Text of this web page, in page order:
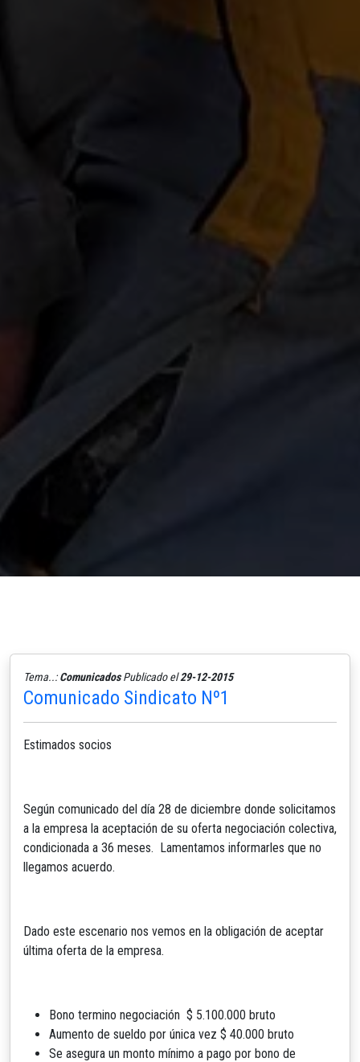
Tema..:ComunicadosPublicado el29-12-2015
Comunicado Sindicato Nº1
Estimados socios
Según comunicado del día 28 de diciembre donde solicitamos
a la empresa la aceptación de su oferta negociación colectiva,
condicionada a 36 meses. Lamentamos informarles que no
llegamos acuerdo.
Dado este escenario nos vemos en la obligación de aceptar
última oferta de la empresa.
Bono termino negociación $ 5.100.000 bruto
Aumento de sueldo por única vez $ 40.000 bruto
Se asegura un monto mínimo a pago por bono de